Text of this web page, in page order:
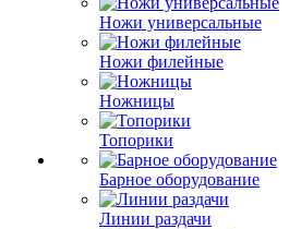
Ножи универсальные
Ножи филейные
Ножницы
Топорики
Барное оборудование
Линии раздачи